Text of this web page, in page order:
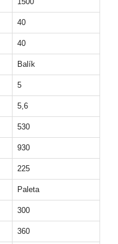
40
40
Balík
5
5,6
530
930
225
Paleta
300
360